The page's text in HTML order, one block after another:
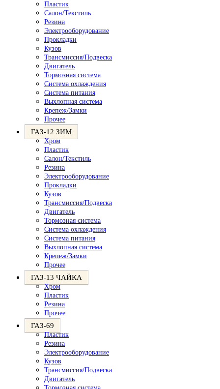
Пластик
Салон/Текстиль
Резина
Электрооборудование
Прокладки
Кузов
Трансмиссия/Подвеска
Двигатель
Тормозная система
Система охлаждения
Система питания
Выхлопная система
Крепеж/Замки
Прочее
ГАЗ-12 ЗИМ
Хром
Пластик
Салон/Текстиль
Резина
Электрооборудование
Прокладки
Кузов
Трансмиссия/Подвеска
Двигатель
Тормозная система
Система охлаждения
Система питания
Выхлопная система
Крепеж/Замки
Прочее
ГАЗ-13 ЧАЙКА
Хром
Пластик
Резина
Прочее
ГАЗ-69
Пластик
Резина
Электрооборудование
Кузов
Трансмиссия/Подвеска
Двигатель